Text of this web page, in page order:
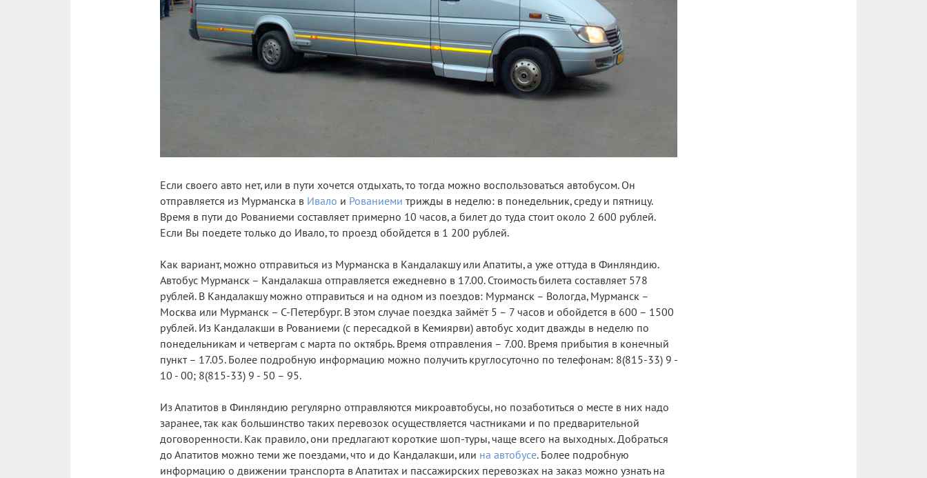
Если своего авто нет, или в пути хочется отдыхать, то тогда можно воспользоваться автобусом. Он
отправляется из Мурманска в Ивало и Рованиеми трижды в неделю: в понедельник, среду и пятницу.
Время в пути до Рованиеми составляет примерно 10 часов, а билет до туда стоит около 2 600 рублей.
Если Вы поедете только до Ивало, то проезд обойдется в 1 200 рублей.
Как вариант, можно отправиться из Мурманска в Кандалакшу или Апатиты, а уже оттуда в Финляндию.
Автобус Мурманск – Кандалакша отправляется ежедневно в 17.00. Стоимость билета составляет 578
рублей. В Кандалакшу можно отправиться и на одном из поездов: Мурманск – Вологда, Мурманск –
Москва или Мурманск – С-Петербург. В этом случае поездка займёт 5 – 7 часов и обойдется в 600 – 1500
рублей. Из Кандалакши в Рованиеми (с пересадкой в Кемиярви) автобус ходит дважды в неделю по
понедельникам и четвергам с марта по октябрь. Время отправления – 7.00. Время прибытия в конечный
пункт – 17.05. Более подробную информацию можно получить круглосуточно по телефонам: 8(815-33) 9 -
10 - 00; 8(815-33) 9 - 50 – 95.
Из Апатитов в Финляндию регулярно отправляются микроавтобусы, но позаботиться о месте в них надо
заранее, так как большинство таких перевозок осуществляется частниками и по предварительной
договоренности. Как правило, они предлагают короткие шоп-туры, чаще всего на выходных. Добраться
до Апатитов можно теми же поездами, что и до Кандалакши, или на автобусе. Более подробную
информацию о движении транспорта в Апатитах и пассажирских перевозках на заказ можно узнать на